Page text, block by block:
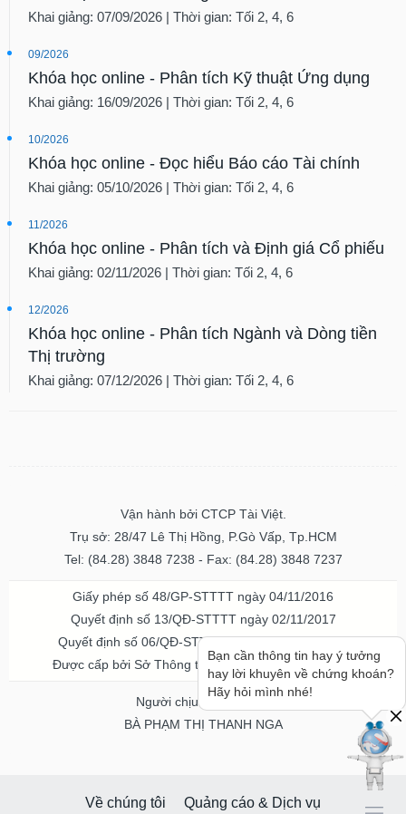
Khai giảng: 07/09/2026 | Thời gian: Tối 2, 4, 6
09/2026
Khóa học online - Phân tích Kỹ thuật Ứng dụng
Khai giảng: 16/09/2026 | Thời gian: Tối 2, 4, 6
10/2026
Khóa học online - Đọc hiểu Báo cáo Tài chính
Khai giảng: 05/10/2026 | Thời gian: Tối 2, 4, 6
11/2026
Khóa học online - Phân tích và Định giá Cổ phiếu
Khai giảng: 02/11/2026 | Thời gian: Tối 2, 4, 6
12/2026
Khóa học online - Phân tích Ngành và Dòng tiền
Thị trường
Khai giảng: 07/12/2026 | Thời gian: Tối 2, 4, 6
Vận hành bởi CTCP Tài Việt.
Trụ sở: 28/47 Lê Thị Hồng, P.Gò Vấp, Tp.HCM
Tel: (84.28) 3848 7238 - Fax: (84.28) 3848 7237
Giấy phép số 48/GP-STTTT ngày 04/11/2016
Quyết định số 13/QĐ-STTTT ngày 02/11/2017
Quyết định số 06/QĐ-STTTT-ICP ngày 20/07/2023
Được cấp bởi Sở Thông tin và Truyền thông TPHCM
Người chịu trách nhiệm
BÀ PHẠM THỊ THANH NGA
Về chúng tôi Quảng cáo & Dịch vụ
Bạn cần thông tin hay ý tưởng
hay lời khuyên về chứng khoán?
Hãy hỏi mình nhé!